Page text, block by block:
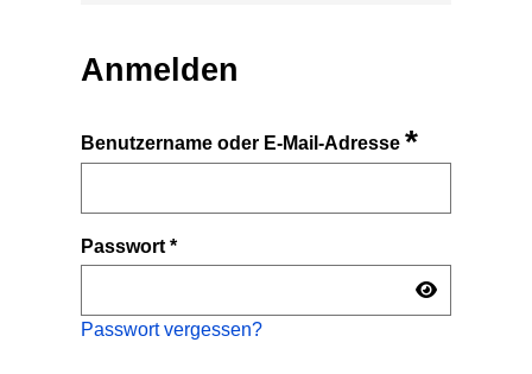
Anmelden
Benutzername oder E-Mail-Adresse*
Passwort*
Passwort vergessen?